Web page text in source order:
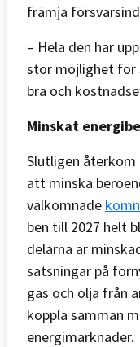
främja
– Hela den här
stor möjlighet för
bra och
Minskat
Slutligen återkom
att minska
välkomnade
ben till 2027 helt
delarna är
satsningar på
gas och olja från
koppla samman
energimarknader.